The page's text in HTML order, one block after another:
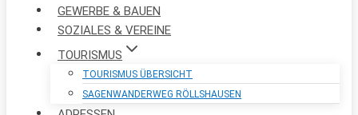
GEWERBE & BAUEN
SOZIALES & VEREINE
TOURISMUS
TOURISMUS ÜBERSICHT
SAGENWANDERWEG RÖLLSHAUSEN